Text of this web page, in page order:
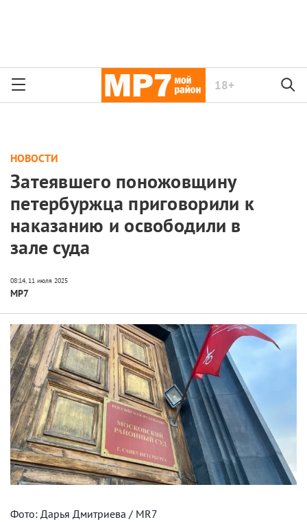
18+
НОВОСТИ
Затеявшего поножовщину
петербуржца приговорили к
наказанию и освободили в
зале суда
МР7
Фото: Дарья Дмитриева / MR7